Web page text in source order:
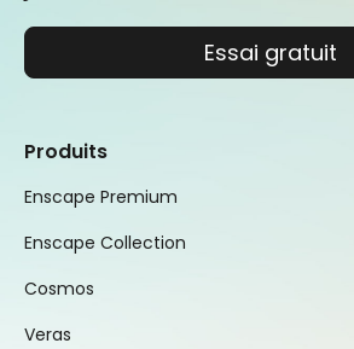
Essai gratuit
Produits
Enscape Premium
Enscape Collection
Cosmos
Veras